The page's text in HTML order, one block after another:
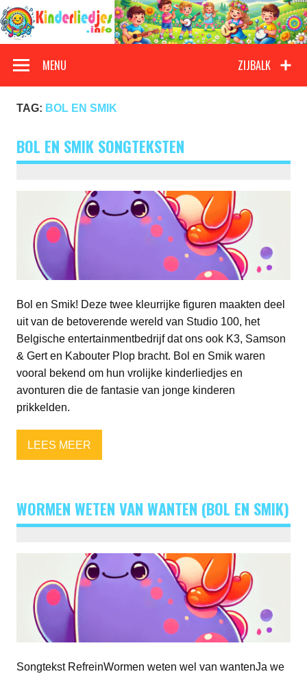
Doorgaan
naar
inhoud
Kinderliedjes
ZIJBALK
MENU
TAG: BOL EN SMIK
BOL EN SMIK SONGTEKSTEN
Bol en Smik! Deze twee kleurrijke figuren maakten deel
uit van de betoverende wereld van Studio 100, het
Belgische entertainmentbedrijf dat ons ook K3, Samson
& Gert en Kabouter Plop bracht. Bol en Smik waren
vooral bekend om hun vrolijke kinderliedjes en
avonturen die de fantasie van jonge kinderen
prikkelden.
LEES MEER
WORMEN WETEN VAN WANTEN (BOL EN SMIK)
Songtekst RefreinWormen weten wel van wantenJa we